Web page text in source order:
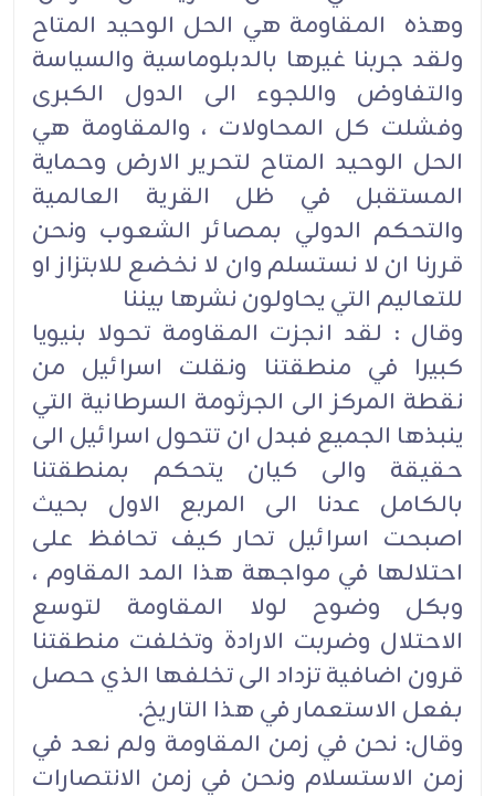
وهذه المقاومة هي الحل الوحيد المتاح
ولقد جربنا غيرها بالدبلوماسية والسياسة
والتفاوض واللجوء الى الدول الكبرى
وفشلت كل المحاولات ، والمقاومة هي
الحل الوحيد المتاح لتحرير الارض وحماية
المستقبل في ظل القرية العالمية
والتحكم الدولي بمصائر الشعوب ونحن
قررنا ان لا نستسلم وان لا نخضع للابتزاز او
للتعاليم التي يحاولون نشرها بيننا
وقال : لقد انجزت المقاومة تحولا بنيويا
كبيرا في منطقتنا ونقلت اسرائيل من
نقطة المركز الى الجرثومة السرطانية التي
ينبذها الجميع فبدل ان تتحول اسرائيل الى
حقيقة والى كيان يتحكم بمنطقتنا
بالكامل عدنا الى المربع الاول بحيث
اصبحت اسرائيل تحار كيف تحافظ على
احتلالها في مواجهة هذا المد المقاوم ،
وبكل وضوح لولا المقاومة لتوسع
الاحتلال وضربت الارادة وتخلفت منطقتنا
قرون اضافية تزداد الى تخلفها الذي حصل
بفعل الاستعمار في هذا التاريخ.
وقال: نحن في زمن المقاومة ولم نعد في
زمن الاستسلام ونحن في زمن الانتصارات